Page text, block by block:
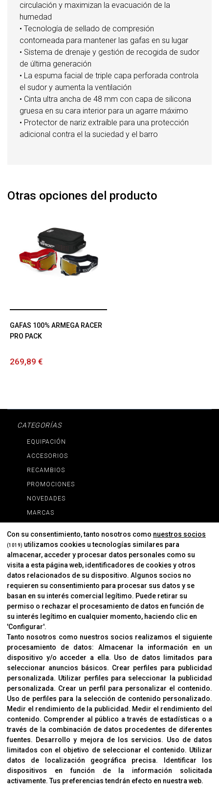
circulación y maximizan la evacuación de la
humedad
• Tecnología de sellado de compresión
contorneada para mantener las gafas en su lugar
• Sistema de drenaje y gestión de recogida de sudor
de última generación
• La espuma facial de triple capa perforada controla
el sudor y aumenta la ventilación
• Cinta ultra ancha de 48 mm con capa de silicona
gruesa en su cara interior para un agarre máximo
• Protector de nariz extraíble para una protección
adicional contra el la suciedad y el barro
Otras opciones del producto
GAFAS 100% ARMEGA RACER
PRO PACK
269,89 €
CATEGORÍAS
EQUIPACIÓN
ACCESORIOS
RECAMBIOS
PROMOCIONES
NOVEDADES
MARCAS
INFORMACIÓN
Contacto
Cambios Y Devoluciones
CORVER
Aviso Legal
Sobre Nosotros
Cookies
Política De Privacidad
OFICINAS
C/ Coneixement 5, 08850
Gavà (Barcelona)
CONTACTO
T. (+34) 93 638 38 60
corver@corver.es
Con su consentimiento, tanto nosotros como nuestros socios
(1019) utilizamos cookies u tecnologías similares para
almacenar, acceder y procesar datos personales como su
visita a esta página web, identificadores de cookies y otros
datos relacionados de su dispositivo. Algunos socios no
requieren su consentimiento para procesar sus datos y se
basan en su interés comercial legítimo. Puede retirar su
permiso o rechazar el procesamiento de datos en función de
su interés legítimo en cualquier momento, haciendo clic en
'Configurar'.
Tanto nosotros como nuestros socios realizamos el siguiente
procesamiento de datos: Almacenar la información en un
dispositivo y/o acceder a ella. Uso de datos limitados para
seleccionar anuncios básicos. Crear perfiles para publicidad
personalizada. Utilizar perfiles para seleccionar la publicidad
personalizada. Crear un perfil para personalizar el contenido.
Uso de perfiles para la selección de contenido personalizado.
Medir el rendimiento de la publicidad . Medir el rendimiento del
contenido. Comprender al público a través de estadísticas o a
través de la combinación de datos procedentes de diferentes
fuentes. Desarrollo y mejora de los servicios. Uso de datos
limitados con el objetivo de seleccionar el contenido. Utilizar
datos de localización geográfica precisa.
Identificar los
dispositivos en función de la información solicitada
activamente.Tus preferencias tendrán efecto en nuestra web.